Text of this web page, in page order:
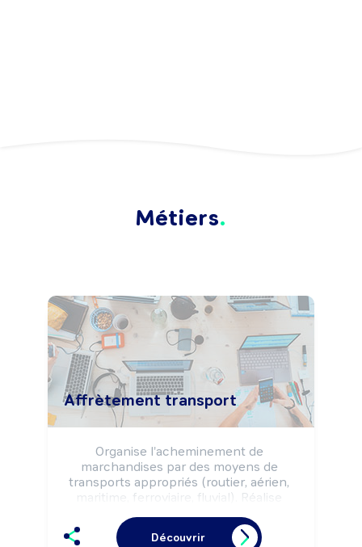
Métiers
Affrètement transport
Organise l'acheminement de
marchandises par des moyens de
transports appropriés (routier, aérien,
maritime, ferroviaire, fluvial). Réalise
transport national et/ou international
pour le compte de clients, selon la
Découvrir